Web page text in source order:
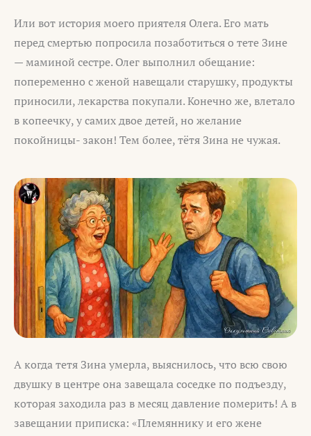
Или вот история моего приятеля Олега. Его мать
перед смертью попросила позаботиться о тете Зине
— маминой сестре. Олег выполнил обещание:
попеременно с женой навещали старушку, продукты
приносили, лекарства покупали. Конечно же, влетало
в копеечку, у самих двое детей, но желание
покойницы- закон! Тем более, тётя Зина не чужая.
А когда тетя Зина умерла, выяснилось, что всю свою
двушку в центре она завещала соседке по подъезду,
которая заходила раз в месяц давление померить! А в
завещании приписка: «Племяннику и его жене